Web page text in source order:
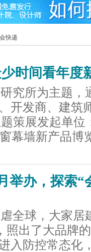
快递
时间看年度
究所为主题，
开发商、建筑
策展发起单位
幕墙新产品博
举办，探索“
全球，大家居
照出了大品牌
入防控常态化